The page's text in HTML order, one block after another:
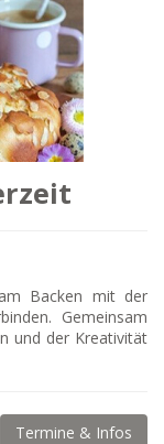
Backen mit der
Gemeinsam
und der Kreativität
Termine & Infos